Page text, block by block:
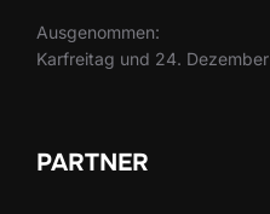
Ausgenommen:
Karfreitag und 24. Dezember
PARTNER